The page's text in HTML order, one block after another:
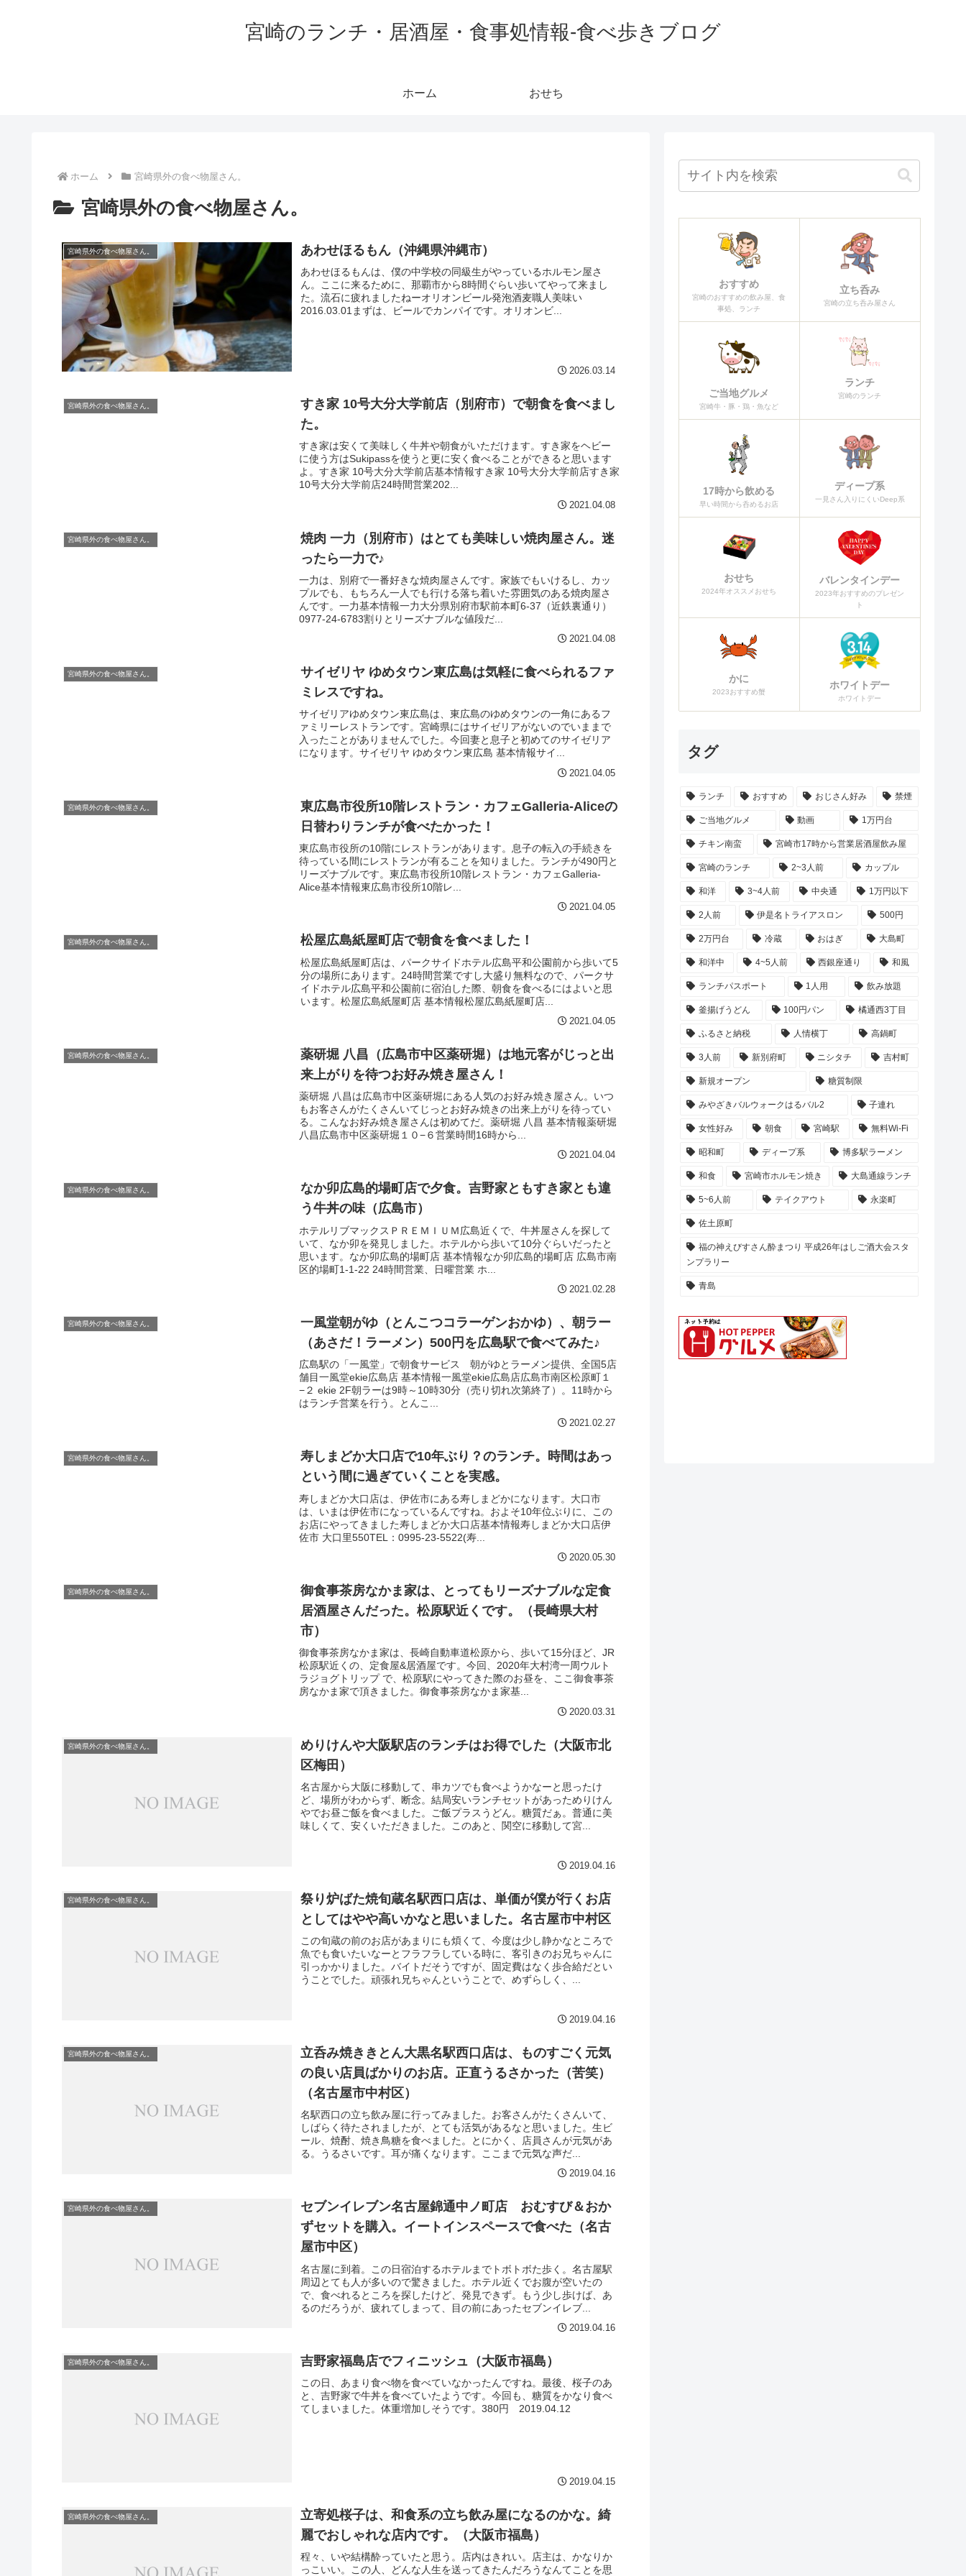
宮崎のランチ・居酒屋・食事処情報-食べ歩きブログ
ホーム おせち
ホーム 宮崎県外の食べ物屋さん。
宮崎県外の食べ物屋さん。
宮崎県外の食べ物屋さん。 あわせほるもん（沖縄県沖縄市）
あわせほるもんは、僕の中学校の同級生がやっているホルモン屋さ
ん。ここに来るために、那覇市から8時間ぐらい歩いてやって来まし
た。流石に疲れましたねーオリオンビール発泡酒麦職人美味い
2016.03.01まずは、ビールでカンパイです。オリオンビ...
2026.03.14
宮崎県外の食べ物屋さん。
すき家 10号大分大学前店（別府市）で朝食を食べまし
た。
すき家は安くて美味しく牛丼や朝食がいただけます。すき家をヘビー
に使う方はSukipassを使うと更に安く食べることができると思います
よ。すき家 10号大分大学前店基本情報すき家 10号大分大学前店すき家
10号大分大学前店24時間営業202...
2021.04.08
宮崎県外の食べ物屋さん。
焼肉 一力（別府市）はとても美味しい焼肉屋さん。迷
ったら一力で♪
一力は、別府で一番好きな焼肉屋さんです。家族でもいけるし、カッ
プルでも、もちろん一人でも行ける落ち着いた雰囲気のある焼肉屋さ
んです。一力基本情報一力大分県別府市駅前本町6-37（近鉄裏通り）
0977-24-6783割りとリーズナブルな値段だ...
2021.04.08
宮崎県外の食べ物屋さん。
サイゼリヤ ゆめタウン東広島は気軽に食べられるファ
ミレスですね。
サイゼリアゆめタウン東広島は、東広島のゆめタウンの一角にあるフ
ァミリーレストランです。宮崎県にはサイゼリアがないのでいままで
入ったことがありませんでした。今回妻と息子と初めてのサイゼリア
になります。サイゼリヤ ゆめタウン東広島 基本情報サイ...
2021.04.05
宮崎県外の食べ物屋さん。
東広島市役所10階レストラン・カフェGalleria-Aliceの
日替わりランチが食べたかった！
東広島市役所の10階にレストランがあります。息子の転入の手続きを
待っている間にレストランが有ることを知りました。ランチが490円と
リーズナブルです。東広島市役所10階レストラン・カフェGalleria-
Alice基本情報東広島市役所10階レ...
2021.04.05
宮崎県外の食べ物屋さん。 松屋広島紙屋町店で朝食を食べました！
松屋広島紙屋町店は、パークサイドホテル広島平和公園前から歩いて5
分の場所にあります。24時間営業ですし大盛り無料なので、パークサ
イドホテル広島平和公園前に宿泊した際、朝食を食べるにはよいと思
います。松屋広島紙屋町店 基本情報松屋広島紙屋町店...
2021.04.05
宮崎県外の食べ物屋さん。
薬研堀 八昌（広島市中区薬研堀）は地元客がじっと出
来上がりを待つお好み焼き屋さん！
薬研堀 八昌は広島市中区薬研堀にある人気のお好み焼き屋さん。いつ
もお客さんがたくさんいてじっとお好み焼きの出来上がりを待ってい
る。こんなお好み焼き屋さんは初めてだ。薬研堀 八昌 基本情報薬研堀
八昌広島市中区薬研堀１０−６営業時間16時から...
2021.04.04
宮崎県外の食べ物屋さん。
なか卯広島的場町店で夕食。吉野家ともすき家とも違
う牛丼の味（広島市）
ホテルリブマックスＰＲＥＭＩＵＭ広島近くで、牛丼屋さんを探して
いて、なか卯を発見しました。ホテルから歩いて10分ぐらいだったと
思います。なか卯広島的場町店 基本情報なか卯広島的場町店 広島市南
区的場町1-1-22 24時間営業、日曜営業 ホ...
2021.02.28
宮崎県外の食べ物屋さん。
一風堂朝がゆ（とんこつコラーゲンおかゆ）、朝ラー
（あさだ！ラーメン）500円を広島駅で食べてみた♪
広島駅の「一風堂」で朝食サービス 朝がゆとラーメン提供、全国5店
舗目一風堂ekie広島店 基本情報一風堂ekie広島店広島市南区松原町１
−２ ekie 2F朝ラーは9時～10時30分（売り切れ次第終了）。11時から
はランチ営業を行う。とんこ...
2021.02.27
宮崎県外の食べ物屋さん。
寿しまどか大口店で10年ぶり？のランチ。時間はあっ
という間に過ぎていくことを実感。
寿しまどか大口店は、伊佐市にある寿しまどかになります。大口市
は、いまは伊佐市になっているんですね。およそ10年位ぶりに、この
お店にやってきました寿しまどか大口店基本情報寿しまどか大口店伊
佐市 大口里550TEL：0995-23-5522(寿...
2020.05.30
宮崎県外の食べ物屋さん。
御食事茶房なかま家は、とってもリーズナブルな定食
居酒屋さんだった。松原駅近くです。（長崎県大村
市）
御食事茶房なかま家は、長崎自動車道松原から、歩いて15分ほど、JR
松原駅近くの、定食屋&居酒屋です。今回、2020年大村湾一周ウルト
ラジョグトリップ で、松原駅にやってきた際のお昼を、ここ御食事茶
房なかま家で頂きました。御食事茶房なかま家基...
2020.03.31
宮崎県外の食べ物屋さん。
めりけんや大阪駅店のランチはお得でした（大阪市北
区梅田）
名古屋から大阪に移動して、串カツでも食べようかなーと思ったけ
ど、場所がわからず、断念。結局安いランチセットがあっためりけん
やでお昼ご飯を食べました。ご飯プラスうどん。糖質だぁ。普通に美
味しくて、安くいただきました。このあと、関空に移動して宮...
2019.04.16
宮崎県外の食べ物屋さん。
祭り炉ばた焼旬蔵名駅西口店は、単価が僕が行くお店
としてはやや高いかなと思いました。名古屋市中村区
この旬蔵の前のお店があまりにも煩くて、今度は少し静かなところで
魚でも食いたいなーとフラフラしている時に、客引きのお兄ちゃんに
引っかかりました。バイトだそうですが、固定費はなく歩合給だとい
うことでした。頑張れ兄ちゃんということで、めずらしく、...
2019.04.16
宮崎県外の食べ物屋さん。
立呑み焼ききとん大黒名駅西口店は、ものすごく元気
の良い店員ばかりのお店。正直うるさかった（苦笑）
（名古屋市中村区）
名駅西口の立ち飲み屋に行ってみました。お客さんがたくさんいて、
しばらく待たされましたが、とても活気があるなと思いました。生ビ
ール、焼酎、焼き鳥糖を食べました。とにかく、店員さんが元気があ
る。うるさいです。耳が痛くなります。ここまで元気な声だ...
2019.04.16
宮崎県外の食べ物屋さん。
セブンイレブン名古屋錦通中ノ町店 おむすび＆おか
ずセットを購入。イートインスペースで食べた（名古
屋市中区）
名古屋に到着。この日宿泊するホテルまでトボトボた歩く。名古屋駅
周辺とても人が多いので驚きました。ホテル近くでお腹が空いたの
で、食べれるところを探したけど、発見できず。もう少し歩けば、あ
るのだろうが、疲れてしまって、目の前にあったセブンイレブ...
2019.04.16
宮崎県外の食べ物屋さん。 吉野家福島店でフィニッシュ（大阪市福島）
この日、あまり食べ物を食べていなかったんですね。最後、桜子のあ
と、吉野家で牛丼を食べていたようです。今回も、糖質をかなり食べ
てしまいました。体重増加しそうです。380円 2019.04.12
2019.04.15
宮崎県外の食べ物屋さん。
立寄処桜子は、和食系の立ち飲み屋になるのかな。綺
麗でおしゃれな店内です。（大阪市福島）
程々、いや結構酔っていたと思う。店内はきれい。店主は、かなりか
っこいい。この人、どんな人生を送ってきたんだろうなんてことを思
おすすめ
宮崎のおすすめの飲み屋、食
事処、ランチ
立ち呑み
宮崎の立ち呑み屋さん
ご当地グルメ
宮崎牛・豚・鶏・魚など
ランチ
宮崎のランチ
17時から飲める
早い時間から呑めるお店
ディープ系
一見さん入りにくいDeep系
おせち
2024年オススメおせち
バレンタインデー
2023年おすすめのプレゼン
ト
かに
2023おすすめ蟹
ホワイトデー
ホワイトデー
タグ
ランチ おすすめ おじさん好み 禁煙
ご当地グルメ 動画 1万円台
チキン南蛮 宮崎市17時から営業居酒屋飲み屋
宮崎のランチ 2~3人前 カップル
和洋 3~4人前 中央通 1万円以下
2人前 伊是名トライアスロン 500円
2万円台 冷蔵 おはぎ 大島町
和洋中 4~5人前 西銀座通り 和風
ランチパスポート 1人用 飲み放題
釜揚げうどん 100円パン 橘通西3丁目
ふるさと納税 人情横丁 高鍋町
3人前 新別府町 ニシタチ 吉村町
新規オープン 糖質制限
みやざきバルウォークはるバル2 子連れ
女性好み 朝食 宮崎駅 無料Wi-Fi
昭和町 ディープ系 博多駅ラーメン
和食 宮崎市ホルモン焼き 大島通線ランチ
5~6人前 テイクアウト 永楽町
佐土原町
福の神えびすさん酔まつり 平成26年はしご酒大会スタ
ンプラリー
青島